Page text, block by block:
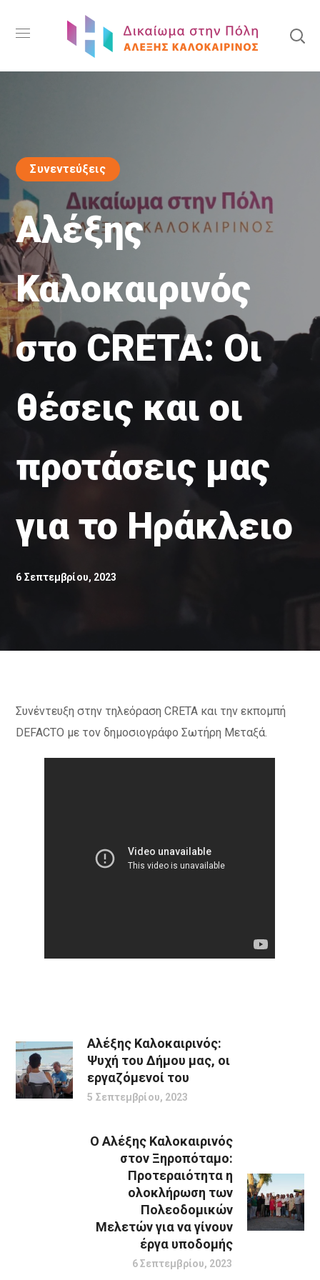
Συνεντεύξεις
Αλέξης
Καλοκαιρινός
στο CRETA: Οι
θέσεις και οι
προτάσεις μας
για το Ηράκλειο
6 Σεπτεμβρίου, 2023
Συνέντευξη στην τηλεόραση CRETA και την εκπομπή
DEFACTO με τον δημοσιογράφο Σωτήρη Μεταξά.
Αλέξης Καλοκαιρινός:
Ψυχή του Δήμου μας, οι
εργαζόμενοί του
5 Σεπτεμβρίου, 2023
Ο Αλέξης Καλοκαιρινός
στον Ξηροπόταμο:
Προτεραιότητα η
ολοκλήρωση των
Πολεοδομικών
Μελετών για να γίνουν
έργα υποδομής
6 Σεπτεμβρίου, 2023